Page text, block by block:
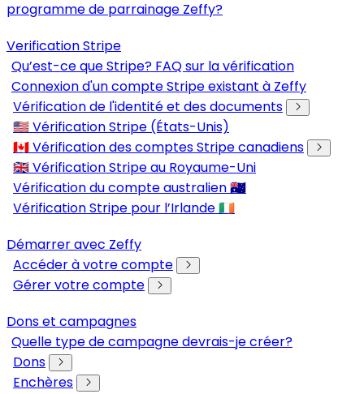
programme de parrainage Zeffy?
Verification Stripe
Qu’est-ce que Stripe? FAQ sur la vérification
Connexion d'un compte Stripe existant à Zeffy
Vérification de l'identité et des documents
🇺🇸 Vérification Stripe (États-Unis)
🇨🇦 Vérification des comptes Stripe canadiens
🇬🇧 Vérification Stripe au Royaume-Uni
Vérification du compte australien 🇦🇺
Vérification Stripe pour l’Irlande 🇮🇪
Démarrer avec Zeffy
Accéder à votre compte
Gérer votre compte
Dons et campagnes
Quelle type de campagne devrais-je créer?
Dons
Enchères